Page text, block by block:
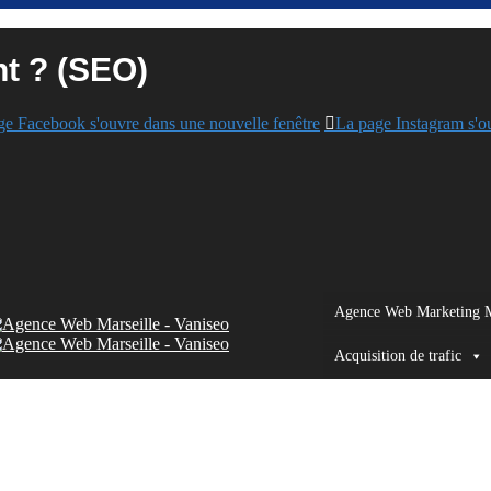
Facebook s'ouvre dans une nouvelle fenêtre La page Instagram
Agence Web Marketing
Acquisition de trafic
? (SEO)